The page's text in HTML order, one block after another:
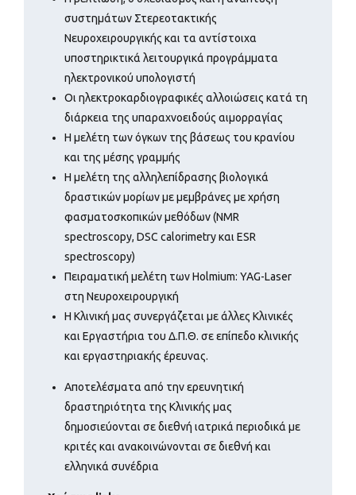
συστημάτων Στερεοτακτικής
Νευροχειρουργικής και τα αντίστοιχα
υποστηρικτικά λειτουργικά προγράμματα
ηλεκτρονικού υπολογιστή
Οι ηλεκτροκαρδιογραφικές αλλοιώσεις κατά τη
διάρκεια της υπαραχνοειδούς αιμορραγίας
Η μελέτη των όγκων της βάσεως του κρανίου
και της μέσης γραμμής
Η μελέτη της αλληλεπίδρασης βιολογικά
δραστικών μορίων με μεμβράνες με χρήση
φασματοσκοπικών μεθόδων (NMR
spectroscopy, DSC calorimetry και ESR
spectroscopy)
Πειραματική μελέτη των Holmium: YAG-Laser
στη Νευροχειρουργική
Η Κλινική μας συνεργάζεται με άλλες Κλινικές
και Εργαστήρια του Δ.Π.Θ. σε επίπεδο κλινικής
και εργαστηριακής έρευνας.
Αποτελέσματα από την ερευνητική
δραστηριότητα της Κλινικής μας
δημοσιεύονται σε διεθνή ιατρικά περιοδικά με
κριτές και ανακοινώνονται σε διεθνή και
ελληνικά συνέδρια